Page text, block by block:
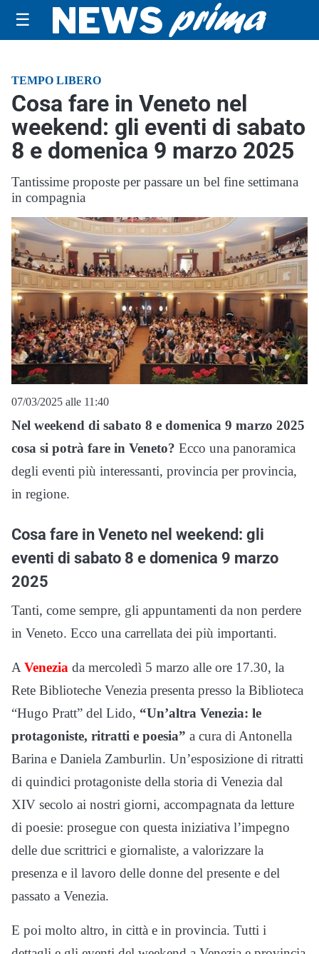
☰
TEMPO LIBERO
Cosa fare in Veneto nel
weekend: gli eventi di sabato
8 e domenica 9 marzo 2025
Tantissime proposte per passare un bel fine settimana
in compagnia
07/03/2025 alle 11:40
Nel weekend di sabato 8 e domenica 9 marzo 2025
cosa si potrà fare in Veneto? Ecco una panoramica
degli eventi più interessanti, provincia per provincia,
in regione.
Cosa fare in Veneto nel weekend: gli
eventi di sabato 8 e domenica 9 marzo
2025
Tanti, come sempre, gli appuntamenti da non perdere
in Veneto. Ecco una carrellata dei più importanti.
AVenezia da mercoledì 5 marzo alle ore 17.30, la
Rete Biblioteche Venezia presenta presso la Biblioteca
“Hugo Pratt” del Lido, “Un’altra Venezia: le
protagoniste, ritratti e poesia” a cura di Antonella
Barina e Daniela Zamburlin. Un’esposizione di ritratti
di quindici protagoniste della storia di Venezia dal
XIV secolo ai nostri giorni, accompagnata da letture
di poesie: prosegue con questa iniziativa l’impegno
delle due scrittrici e giornaliste, a valorizzare la
presenza e il lavoro delle donne del presente e del
passato a Venezia.
E poi molto altro, in città e in provincia. Tutti i